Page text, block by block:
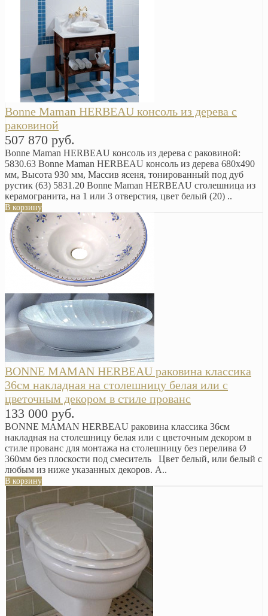
Bonne Maman HERBEAU консоль из дерева с
раковиной
507 870 руб.
Bonne Maman HERBEAU консоль из дерева с раковиной:
5830.63 Bonne Maman HERBEAU консоль из дерева 680x490
мм, Высота 930 мм, Массив ясеня, тонированный под дуб
рустик (63) 5831.20 Bonne Maman HERBEAU столешница из
керамогранита, на 1 или 3 отверстия, цвет белый (20) ..
В корзину
BONNE MAMAN HERBEAU раковина классика
36см накладная на столешницу белая или с
цветочным декором в стиле прованс
133 000 руб.
BONNE MAMAN HERBEAU раковина классика 36см
накладная на столешницу белая или с цветочным декором в
стиле прованс для монтажа на столешницу без перелива Ø
360мм без плоскости под смеситель Цвет белый, или белый с
любым из ниже указанных декоров. А..
В корзину